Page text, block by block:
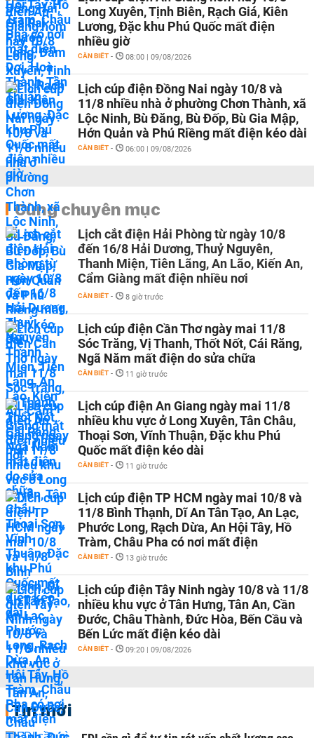
Long Xuyên, Tịnh Biên, Rạch Giá, Kiên
Lương, Đặc khu Phú Quốc mất điện
nhiều giờ
CẦN BIẾT - 08:00 | 09/08/2026
Lịch cúp điện Đồng Nai ngày 10/8 và
11/8 nhiều nhà ở phường Chơn Thành, xã
Lộc Ninh, Bù Đăng, Bù Đốp, Bù Gia Mập,
Hớn Quản và Phú Riềng mất điện kéo dài
CẦN BIẾT - 06:00 | 09/08/2026
Cùng chuyên mục
Lịch cắt điện Hải Phòng từ ngày 10/8
đến 16/8 Hải Dương, Thuỷ Nguyên,
Thanh Miện, Tiên Lãng, An Lão, Kiến An,
Cẩm Giàng mất điện nhiều nơi
CẦN BIẾT - 8 giờ trước
Lịch cúp điện Cần Thơ ngày mai 11/8
Sóc Trăng, Vị Thanh, Thốt Nốt, Cái Răng,
Ngã Năm mất điện do sửa chữa
CẦN BIẾT - 11 giờ trước
Lịch cúp điện An Giang ngày mai 11/8
nhiều khu vực ở Long Xuyên, Tân Châu,
Thoại Sơn, Vĩnh Thuận, Đặc khu Phú
Quốc mất điện kéo dài
CẦN BIẾT - 11 giờ trước
Lịch cúp điện TP HCM ngày mai 10/8 và
11/8 Bình Thạnh, Dĩ An Tân Tạo, An Lạc,
Phước Long, Rạch Dừa, An Hội Tây, Hồ
Tràm, Châu Pha có nơi mất điện
CẦN BIẾT - 13 giờ trước
Lịch cúp điện Tây Ninh ngày 10/8 và 11/8
nhiều khu vực ở Tân Hưng, Tân An, Cần
Đước, Châu Thành, Đức Hòa, Bến Cầu và
Bến Lức mất điện kéo dài
CẦN BIẾT - 09:20 | 09/08/2026
Tin mới